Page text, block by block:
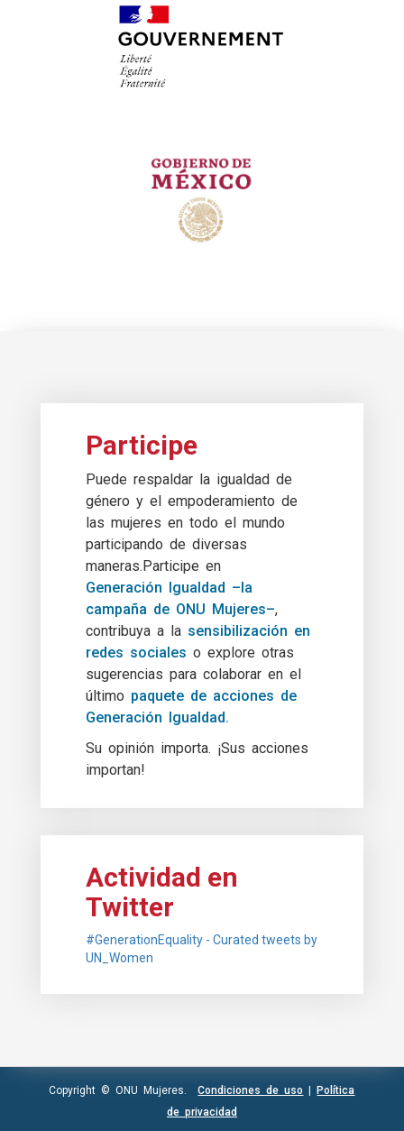
Participe
Puede respaldar la igualdad de
género y el empoderamiento de
las mujeres en todo el mundo
participando de diversas
maneras.Participe en
Generación Igualdad –la
campaña de ONU Mujeres–,
contribuya a la sensibilización en
redes sociales o explore otras
sugerencias para colaborar en el
último paquete de acciones de
Generación Igualdad.
Su opinión importa. ¡Sus acciones
importan!
Actividad en
Twitter
#GenerationEquality - Curated tweets by
UN_Women
Copyright © ONU Mujeres. Condiciones de uso
Política
de privacidad